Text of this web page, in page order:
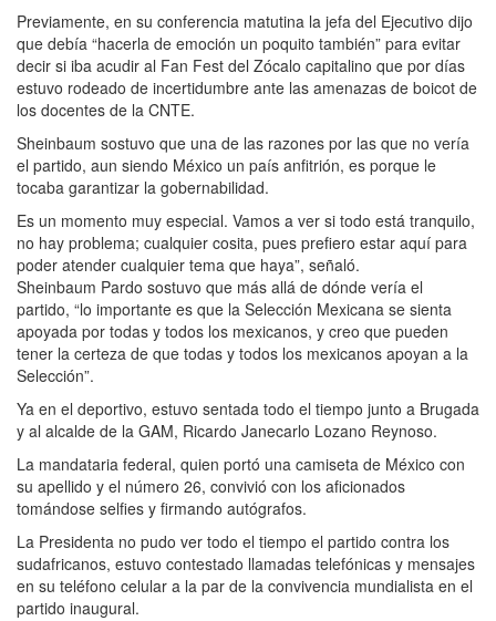
Previamente, en su conferencia matutina la jefa del Ejecutivo dijo
que debía “hacerla de emoción un poquito también” para evitar
decir si iba acudir al Fan Fest del Zócalo capitalino que por días
estuvo rodeado de incertidumbre ante las amenazas de boicot de
los docentes de la CNTE.
Sheinbaum sostuvo que una de las razones por las que no vería
el partido, aun siendo México un país anfitrión, es porque le
tocaba garantizar la gobernabilidad.
Es un momento muy especial. Vamos a ver si todo está tranquilo,
no hay problema; cualquier cosita, pues prefiero estar aquí para
poder atender cualquier tema que haya”, señaló.
Sheinbaum Pardo sostuvo que más allá de dónde vería el
partido, “lo importante es que la Selección Mexicana se sienta
apoyada por todas y todos los mexicanos, y creo que pueden
tener la certeza de que todas y todos los mexicanos apoyan a la
Selección”.
Ya en el deportivo, estuvo sentada todo el tiempo junto a Brugada
y al alcalde de la GAM, Ricardo Janecarlo Lozano Reynoso.
La mandataria federal, quien portó una camiseta de México con
su apellido y el número 26, convivió con los aficionados
tomándose selfies y firmando autógrafos.
La Presidenta no pudo ver todo el tiempo el partido contra los
sudafricanos, estuvo contestado llamadas telefónicas y mensajes
en su teléfono celular a la par de la convivencia mundialista en el
partido inaugural.